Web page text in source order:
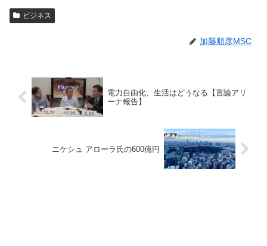
ビジネス
加藤順彦MSC
電力自由化、生活はどうなる【言論アリ
ーナ報告】
ニケシュ アローラ氏の600億円